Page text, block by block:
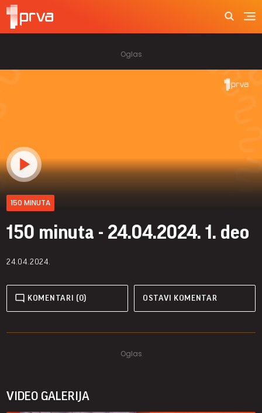
150 MINUTA
150 minuta - 24.04.2024. 1. deo
24.04.2024.
KOMENTARI (0) OSTAVI KOMENTAR
VIDEO GALERIJA